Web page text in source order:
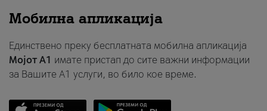
Мобилна апликација
Единствено преку бесплатната мобилна апликација
Мојот A1 имате пристап до сите важни информации
за Вашите A1 услуги, во било кое време.